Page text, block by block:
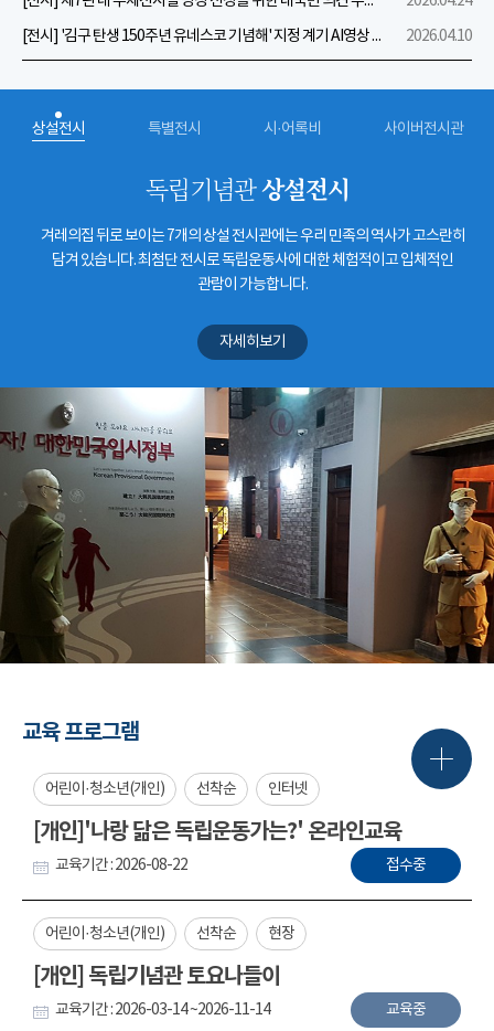
[전시] '김구 탄생 150주년 유네스코 기념해' 지정 계기 AI영상 국민공모 개최 안내
2026.04.10
상설전시 특별전시 시·어록비 사이버전시관
독립기념관상설전시
겨레의집 뒤로 보이는 7개의 상설 전시관에는 우리 민족의 역사가 고스란히
담겨 있습니다. 최첨단 전시로 독립운동사에 대한 체험적이고 입체적인
관람이 가능합니다.
자세히보기
교육 프로그램
어린이·청소년(개인) 선착순 인터넷
[개인]'나랑 닮은 독립운동가는?' 온라인교육
교육기간 : 2026-08-22 접수중
어린이·청소년(개인) 선착순 현장
[개인] 독립기념관 토요나들이
교육기간 : 2026-03-14 ~2026-11-14 교육중